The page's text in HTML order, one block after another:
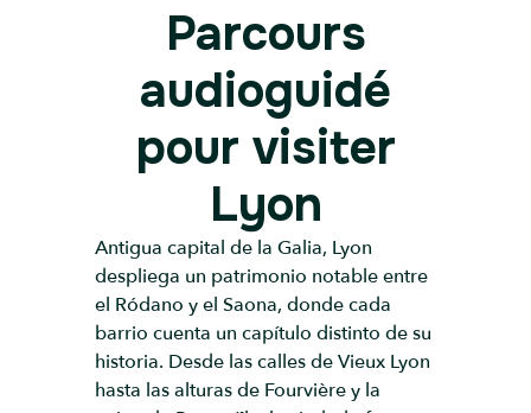
Parcours
audioguidé
pour visiter
Lyon
Antigua capital de la Galia, Lyon
despliega un patrimonio notable entre
el Ródano y el Saona, donde cada
barrio cuenta un capítulo distinto de su
historia. Desde las calles de Vieux Lyon
hasta las alturas de Fourvière y la